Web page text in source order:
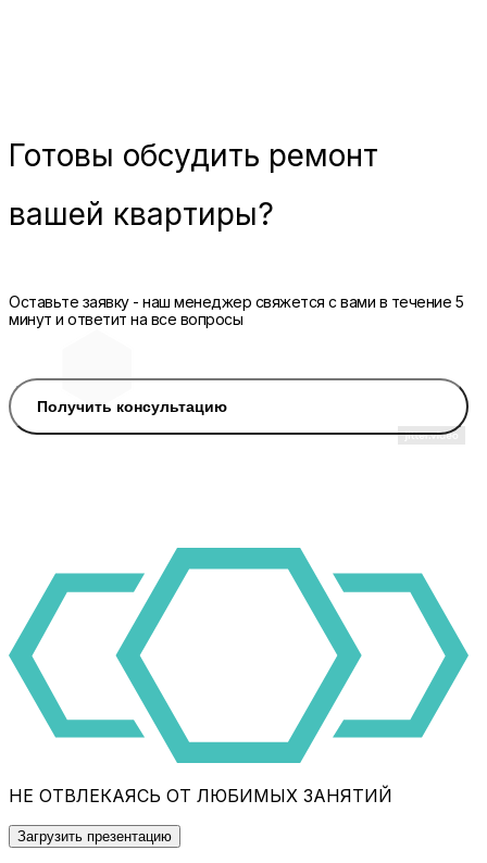
Готовы обсудить ремонт
вашей квартиры?
Оставьте заявку - наш менеджер свяжется с вами в течение 5
минут и ответит на все вопросы
Получить консультацию
НЕ ОТВЛЕКАЯСЬ ОТ ЛЮБИМЫХ ЗАНЯТИЙ
Загрузить презентацию